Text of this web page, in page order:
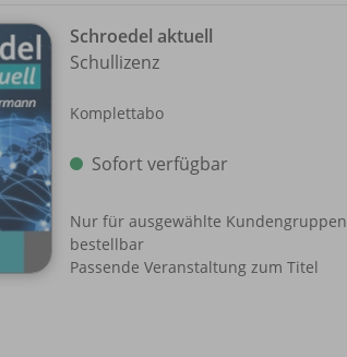
Schroedel aktuell
Schullizenz
Komplettabo
Sofort verfügbar
Nur für ausgewählte Kundengruppen
bestellbar
Passende Veranstaltung zum Titel